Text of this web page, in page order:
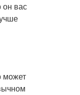
он вас
может